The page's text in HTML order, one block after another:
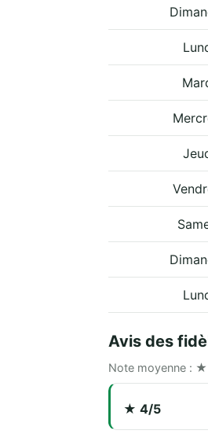
Avis des
Note moyenne : ★
★ 4/5